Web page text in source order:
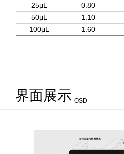
25μL
0.80
50μL
1.10
100μL
1.60
界面展示 OSD